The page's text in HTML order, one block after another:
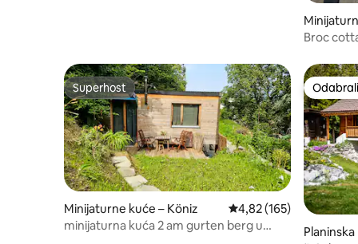
es-Bains
Broc
Superhost
Superhost
Minijaturne kuće – Köniz Prosječna ocjena:
4,82 (165)
minijaturna kuća 2 am gurten berg u